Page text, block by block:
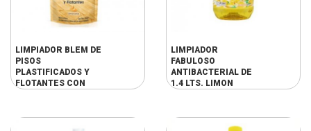
LIMPIADOR BLEM DE
PISOS
PLASTIFICADOS Y
FLOTANTES CON
LIMPIADOR
FABULOSO
ANTIBACTERIAL DE
1.4 LTS. LIMON